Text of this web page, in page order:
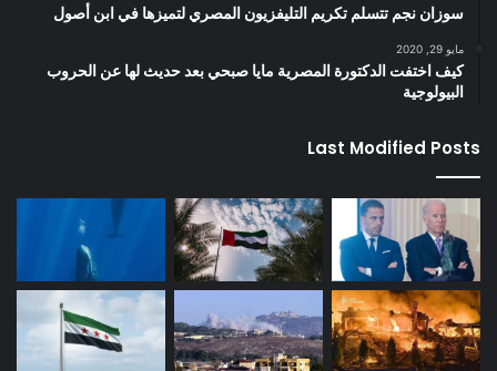
سوزان نجم تتسلم تكريم التليفزيون المصري لتميزها في ابن أصول
مايو 29, 2020
كيف اختفت الدكتورة المصرية مايا صبحي بعد حديث لها عن الحروب
البيولوجية
Last Modified Posts